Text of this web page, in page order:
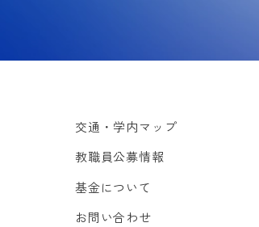
交通・学内マップ
教職員公募情報
基金について
お問い合わせ